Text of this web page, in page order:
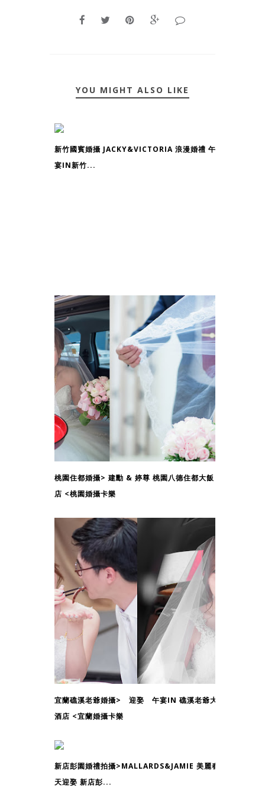
YOU MIGHT ALSO LIKE
新竹國賓婚攝 JACKY&VICTORIA 浪漫婚禮 午
宴IN新竹...
桃園住都婚攝> 建勳 & 婷尊 桃園八德住都大飯
店 <桃園婚攝卡樂
宜蘭礁溪老爺婚攝> 迎娶 午宴IN 礁溪老爺大
酒店 <宜蘭婚攝卡樂
新店彭園婚禮拍攝>MALLARDS&JAMIE 美麗春
天迎娶 新店彭...